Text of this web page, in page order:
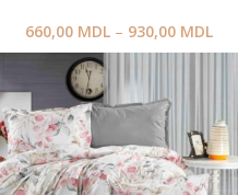
660,00 MDL – 930,00 MDL